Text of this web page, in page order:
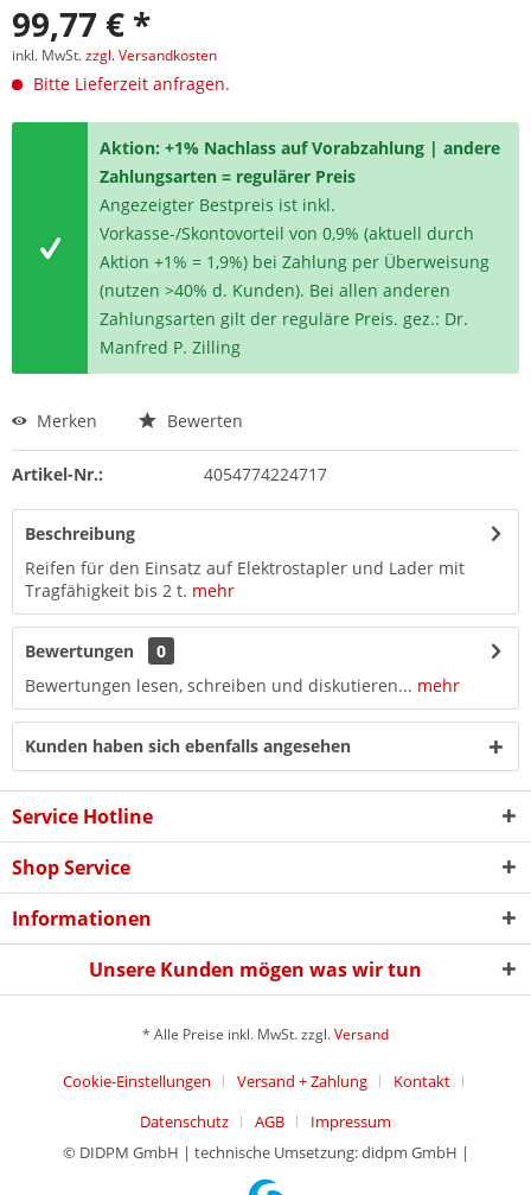
99,77 € *
inkl. MwSt.zzgl. Versandkosten
Bitte Lieferzeit anfragen.
Aktion: +1% Nachlass auf Vorabzahlung | andere
Zahlungsarten = regulärer Preis
Angezeigter Bestpreis ist inkl.
Vorkasse-/Skontovorteil von 0,9% (aktuell durch
Aktion +1% = 1,9%) bei Zahlung per Überweisung
(nutzen >40% d. Kunden). Bei allen anderen
Zahlungsarten gilt der reguläre Preis. gez.: Dr.
Manfred P. Zilling
Merken Bewerten
Artikel-Nr.: 4054774224717
Beschreibung
Reifen für den Einsatz auf Elektrostapler und Lader mit
Tragfähigkeit bis 2 t. mehr
Bewertungen
0
Bewertungen lesen, schreiben und diskutieren... mehr
Kunden haben sich ebenfalls angesehen
Service Hotline
Shop Service
Informationen
Unsere Kunden mögen was wir tun
* Alle Preise inkl. MwSt. zzgl.Versand
Cookie-Einstellungen Versand + Zahlung
Kontakt
Datenschutz
AGB
Impressum
© DIDPM GmbH | technische Umsetzung: didpm GmbH |